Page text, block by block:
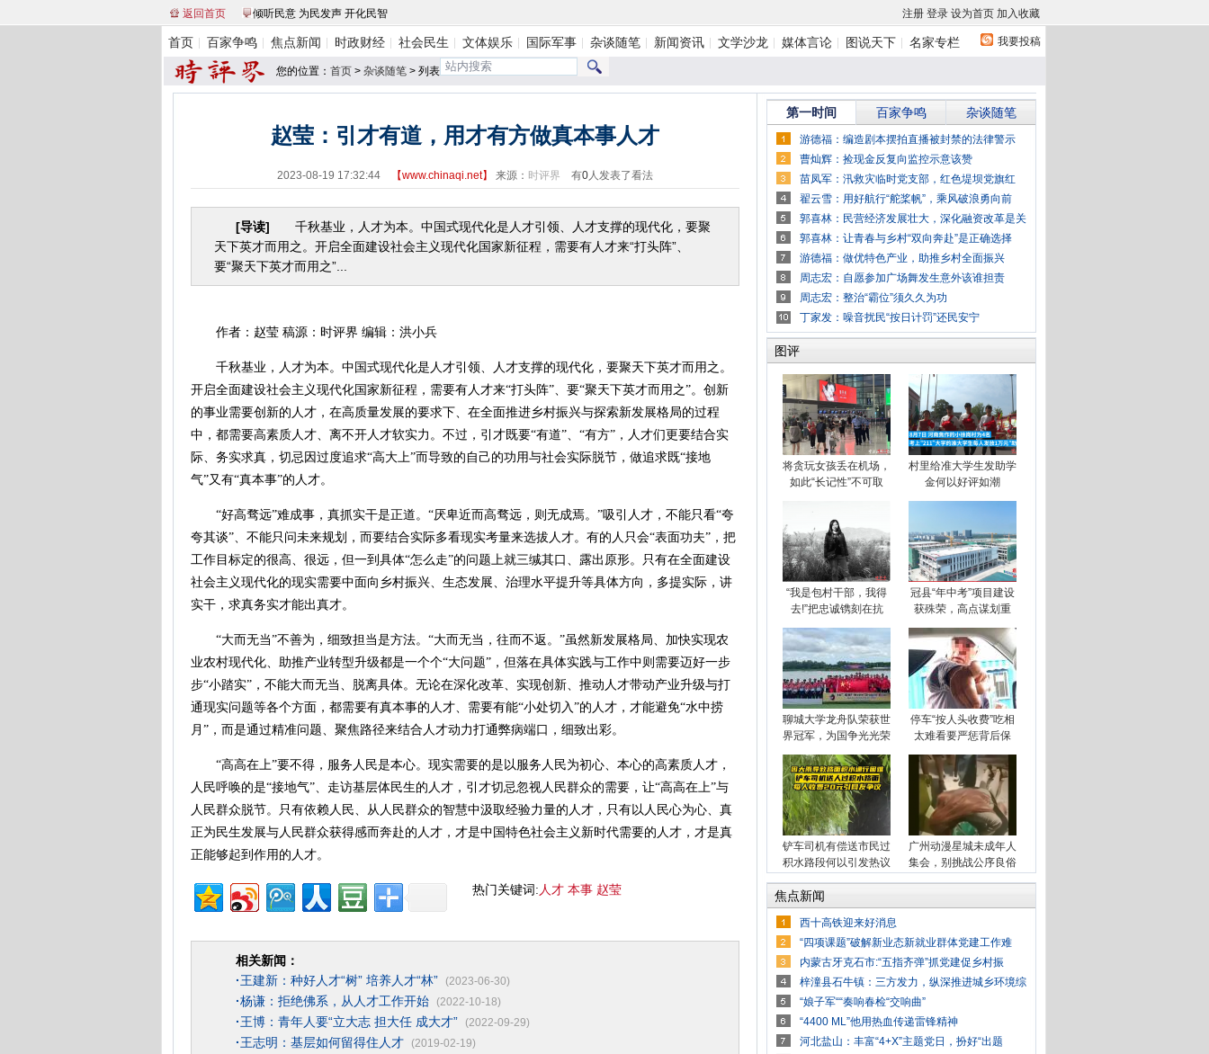
返回首页 倾听民意 为民发声 开化民智 注册 登录 设为首页 加入收藏
我要投稿
首页 百家争鸣 焦点新闻 时政财经 社会民生 文体娱乐 国际军事 杂谈随笔 新闻资讯 文学沙龙 媒体言论 图说天下 名家专栏
您的位置： 首页 > 杂谈随笔 > 列表
赵莹：引才有道，用才有方做真本事人才
2023-08-19 17:32:44 【www.chinaqi.net】 来源： 时评界 有0人发表了看法
[导读] 千秋基业，人才为本。中国式现代化是人才引领、人才支撑的现代化，要聚
天下英才而用之。开启全面建设社会主义现代化国家新征程，需要有人才来“打头阵”、
要“聚天下英才而用之”...
作者：赵莹 稿源：时评界 编辑：洪小兵
千秋基业，人才为本。中国式现代化是人才引领、人才支撑的现代化，要聚天下英才而用之。
开启全面建设社会主义现代化国家新征程，需要有人才来“打头阵”、要“聚天下英才而用之”。创新
的事业需要创新的人才，在高质量发展的要求下、在全面推进乡村振兴与探索新发展格局的过程
中，都需要高素质人才、离不开人才软实力。不过，引才既要“有道”、“有方”，人才们更要结合实
际、务实求真，切忌因过度追求“高大上”而导致的自己的功用与社会实际脱节，做追求既“接地
气”又有“真本事”的人才。
“好高骛远”难成事，真抓实干是正道。“厌卑近而高骛远，则无成焉。”吸引人才，不能只看“夸
夸其谈”、不能只问未来规划，而要结合实际多看现实考量来选拔人才。有的人只会“表面功夫”，把
工作目标定的很高、很远，但一到具体“怎么走”的问题上就三缄其口、露出原形。只有在全面建设
社会主义现代化的现实需要中面向乡村振兴、生态发展、治理水平提升等具体方向，多提实际，讲
实干，求真务实才能出真才。
“大而无当”不善为，细致担当是方法。“大而无当，往而不返。”虽然新发展格局、加快实现农
业农村现代化、助推产业转型升级都是一个个“大问题”，但落在具体实践与工作中则需要迈好一步
步“小踏实”，不能大而无当、脱离具体。无论在深化改革、实现创新、推动人才带动产业升级与打
通现实问题等各个方面，都需要有真本事的人才、需要有能“小处切入”的人才，才能避免“水中捞
月”，而是通过精准问题、聚焦路径来结合人才动力打通弊病端口，细致出彩。
“高高在上”要不得，服务人民是本心。现实需要的是以服务人民为初心、本心的高素质人才，
人民呼唤的是“接地气”、走访基层体民生的人才，引才切忌忽视人民群众的需要，让“高高在上”与
人民群众脱节。只有依赖人民、从人民群众的智慧中汲取经验力量的人才，只有以人民心为心、真
正为民生发展与人民群众获得感而奔赴的人才，才是中国特色社会主义新时代需要的人才，才是真
正能够起到作用的人才。
热门关键词: 人才 本事 赵莹
相关新闻：
·王建新：种好人才“树” 培养人才“林” (2023-06-30)
·杨谦：拒绝佛系，从人才工作开始 (2022-10-18)
·王博：青年人要“立大志 担大任 成大才” (2022-09-29)
·王志明：基层如何留得住人才 (2019-02-19)
第一时间 百家争鸣 杂谈随笔
游德福：编造剧本摆拍直播被封禁的法律警示
曹灿辉：捡现金反复向监控示意该赞
苗凤军：汛救灾临时党支部，红色堤坝党旗红
翟云雪：用好航行“舵桨帆”，乘风破浪勇向前
郭喜林：民营经济发展壮大，深化融资改革是关
郭喜林：让青春与乡村“双向奔赴”是正确选择
游德福：做优特色产业，助推乡村全面振兴
周志宏：自愿参加广场舞发生意外该谁担责
周志宏：整治“霸位”须久久为功
丁家发：噪音扰民“按日计罚”还民安宁
图评
将贪玩女孩丢在机场，
如此“长记性”不可取
村里给准大学生发助学
金何以好评如潮
“我是包村干部，我得
去!”把忠诚镌刻在抗
冠县“年中考”项目建设
获殊荣，高点谋划重
聊城大学龙舟队荣获世
界冠军，为国争光光荣
停车“按人头收费”吃相
太难看要严惩背后保
铲车司机有偿送市民过
积水路段何以引发热议
广州动漫星城未成年人
集会，别挑战公序良俗
焦点新闻
西十高铁迎来好消息
“四项课题”破解新业态新就业群体党建工作难
内蒙古牙克石市:“五指齐弹”抓党建促乡村振
梓潼县石牛镇：三方发力，纵深推进城乡环境综
“娘子军““奏响春检“交响曲”
“4400 ML”他用热血传递雷锋精神
河北盐山：丰富“4+X”主题党日，扮好“出题